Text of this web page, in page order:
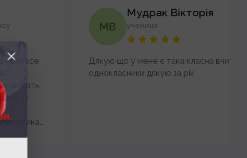
Мудрак Вікторія
учениця
Дякую що у мене є така класна вчителька і
однокласники дякую за рік